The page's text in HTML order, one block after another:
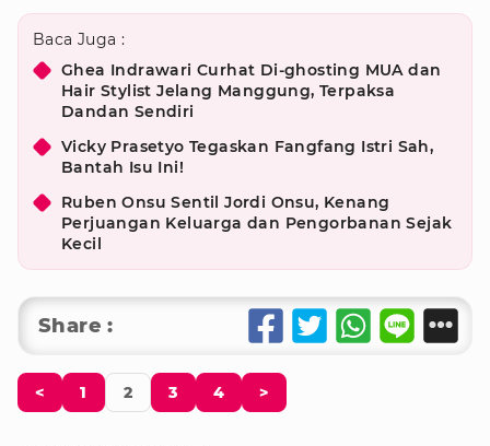
Baca Juga :
Ghea Indrawari Curhat Di-ghosting MUA dan
Hair Stylist Jelang Manggung, Terpaksa
Dandan Sendiri
Vicky Prasetyo Tegaskan Fangfang Istri Sah,
Bantah Isu Ini!
Ruben Onsu Sentil Jordi Onsu, Kenang
Perjuangan Keluarga dan Pengorbanan Sejak
Kecil
Share :
< 1 2 3 4 >